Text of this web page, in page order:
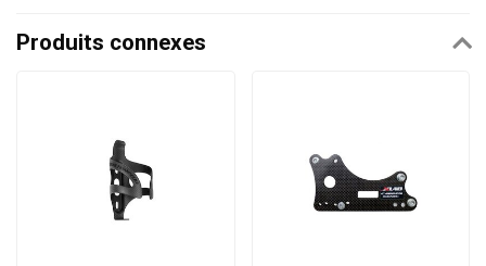
Produits connexes